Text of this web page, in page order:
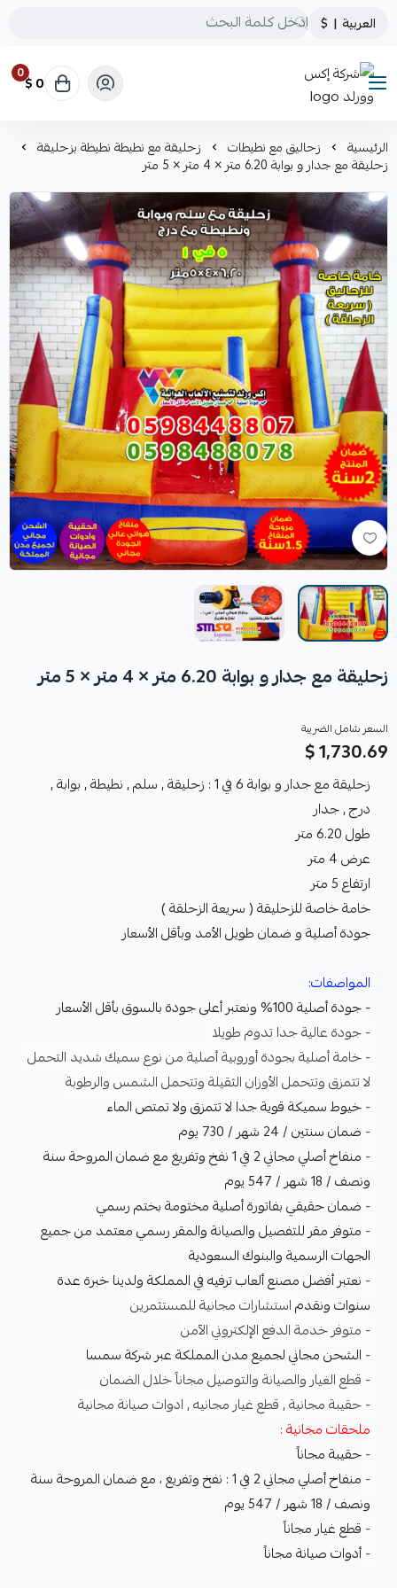
العربية |
$
شركة إكس وورلد
0 0 $
الرئيسية زحاليق مع نطيطات زحليقة مع نطيطة نطيطة بزحليقة
زحليقة مع جدار و بوابة 6.20 متر × 4 متر × 5 متر
زحليقة مع جدار و بوابة 6.20 متر × 4 متر × 5 متر
السعر شامل الضريبة
1,730.69 $
زحليقة مع جدار و بوابة 6 في 1 : زحليقة , سلم , نطيطة , بوابة ,
درج , جدار
طول 6.20 متر
عرض 4 متر
ارتفاع 5 متر
خامة خاصة للزحليقة ( سريعة الزحلقة )
جودة أصلية و ضمان طويل الأمد وبأقل الأسعار
المواصفات:
- جودة أصلية 100% ونعتبر أعلى جودة بالسوق بأقل الأسعار
- جودة عالية جدا تدوم طويلا
- خامة أصلية بجودة أوروبية أصلية من نوع سميك شديد التحمل
لا تتمزق وتتحمل الأوزان الثقيلة وتتحمل الشمس والرطوبة
-خيوط سميكة قوية جدا لا تتمزق ولا تمتص الماء
- ضمان سنتين / 24 شهر / 730 يوم
-
منفاخ أصلي مجاني 2 في 1 نفخ وتفريغ مع ضمان المروحة سنة
ونصف / 18 شهر / 547 يوم
- ضمان حقيقي بفاتورة أصلية مختومة بختم رسمي
- متوفر مقر للتفصيل والصيانة والمقر رسمي معتمد من جميع
الجهات الرسمية والبنوك السعودية
- نعتبر أفضل مصنع ألعاب ترفيه في المملكة ولدينا خبرة عدة
سنوات ونقدماستشارات مجانية للمستثمرين
- متوفر خدمة الدفع الإلكتروني الآمن
- الشحن مجاني لجميع مدن المملكة عبر شركة سمسا
- قطع الغيار والصيانة والتوصيل مجاناً خلال الضمان
- حقيبة مجانية , قطع غيار مجانيه , ادوات صيانة مجانية
ملحقات مجانية :
-حقيبة مجاناً
-
منفاخ أصلي مجاني 2 في 1 : نفخ وتفريغ ، مع ضمان المروحة سنة
ونصف / 18 شهر / 547 يوم
- قطع غيار مجاناً
-أدوات صيانة مجاناً